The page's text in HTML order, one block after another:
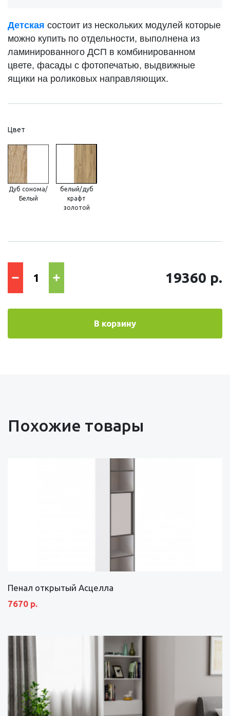
Детская состоит из нескольких модулей которые
можно купить по отдельности, выполнена из
ламинированного ДСП в комбинированном
цвете, фасады с фотопечатью, выдвижные
ящики на роликовых направляющих.
Цвет
Дуб сонома/
Белый
белый/дуб
крафт
золотой
19360 р.
В корзину
Похожие товары
Пенал открытый Асцелла
7670 р.